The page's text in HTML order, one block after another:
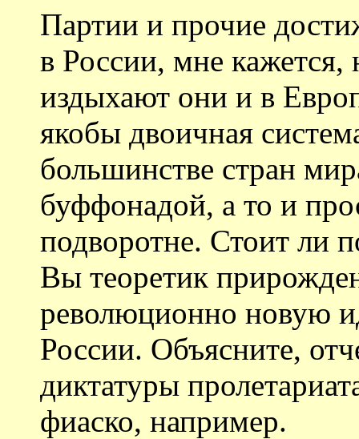
Партии и прочие
в России, мне
издыхают они и в
якобы двоичная
большинстве стран
буффонадой, а то и
подворотне. Стоит ли
Вы теоретик
революционно новую
России. Объясните,
диктатуры
фиаско, например.